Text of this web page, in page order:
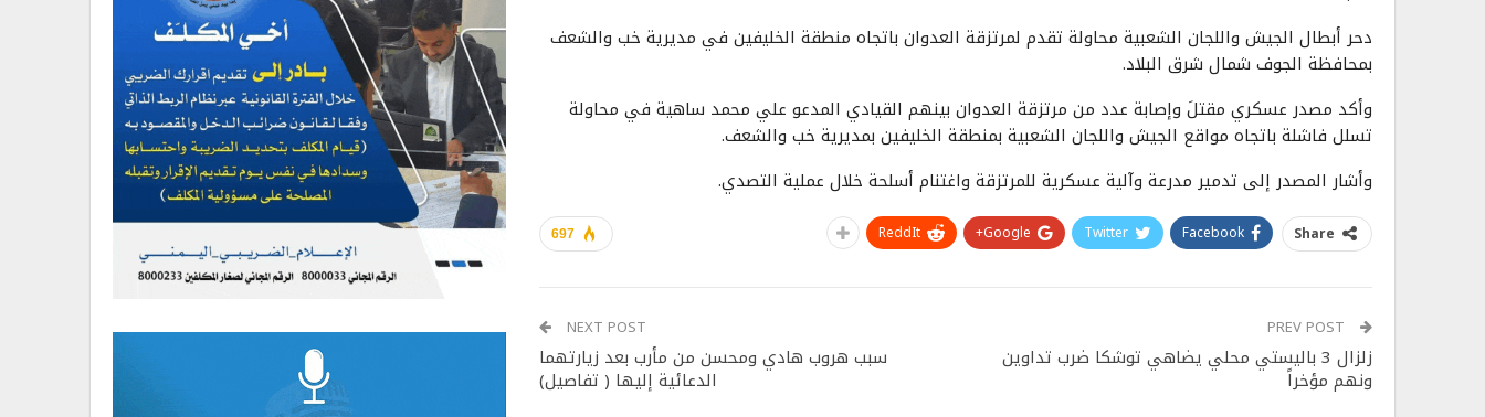
دحر أبطال الجيش واللجان الشعبية محاولة تقدم لمرتزقة العدوان باتجاه منطقة الخليفين في مديرية خب والشعف
بمحافظة الجوف شمال شرق البلاد.
وأكد مصدر عسكري مقتلَ وإصابة عدد من مرتزقة العدوان بينهم القيادي المدعو علي محمد ساهية في محاولة
تسلل فاشلة باتجاه مواقع الجيش واللجان الشعبية بمنطقة الخليفين بمديرية خب والشعف.
وأشار المصدر إلى تدمير مدرعة وآلية عسكرية للمرتزقة واغتنام أسلحة خلال عملية التصدي.
697 Share
Facebook
Twitter
Google+
ReddIt
زلزال 3 باليستي محلي يضاهي توشكا ضرب تداوين
ونهم مؤخراً
NEXT POST
سبب هروب هادي ومحسن من مأرب بعد زيارتهما
الدعائية إليها ( تفاصيل)